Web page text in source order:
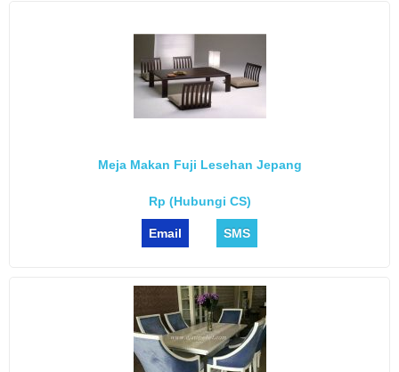
Meja Makan Fuji Lesehan Jepang
Rp (Hubungi CS)
Email SMS